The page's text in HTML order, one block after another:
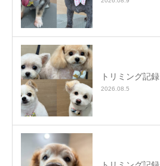
トリミング記録
2026.08.5